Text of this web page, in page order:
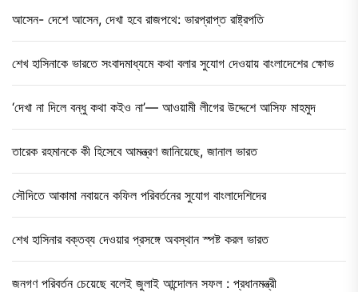
আসেন- দেশে আসেন, দেখা হবে রাজপথে: ভারপ্রাপ্ত রাষ্ট্রপতি
শেখ হাসিনাকে ভারতে সংবাদমাধ্যমে কথা বলার সুযোগ দেওয়ায় বাংলাদেশের ক্ষোভ
‘দেখা না দিলে বন্ধু কথা কইও না’— আওয়ামী লীগের উদ্দেশে আসিফ মাহমুদ
তারেক রহমানকে কী হিসেবে আমন্ত্রণ জানিয়েছে, জানাল ভারত
সৌদিতে আকামা নবায়নে কফিল পরিবর্তনের সুযোগ বাংলাদেশিদের
শেখ হাসিনার বক্তব্য দেওয়ার প্রসঙ্গে অবস্থান স্পষ্ট করল ভারত
জনগণ পরিবর্তন চেয়েছে বলেই জুলাই আন্দোলন সফল : প্রধানমন্ত্রী